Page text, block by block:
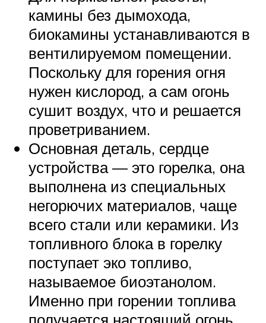
камины без дымохода,
биокамины устанавливаются в
вентилируемом помещении.
Поскольку для горения огня
нужен кислород, а сам огонь
сушит воздух, что и решается
проветриванием.
Основная деталь, сердце
устройства — это горелка, она
выполнена из специальных
негорючих материалов, чаще
всего стали или керамики. Из
топливного блока в горелку
поступает эко топливо,
называемое биоэтанолом.
Именно при горении топлива